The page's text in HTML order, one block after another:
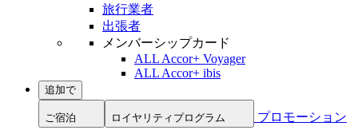
旅行業者
出張者
メンバーシップカード
ALL Accor+ Voyager
ALL Accor+ ibis
追加で
ご宿泊 ロイヤリティプログラム
プロモーション